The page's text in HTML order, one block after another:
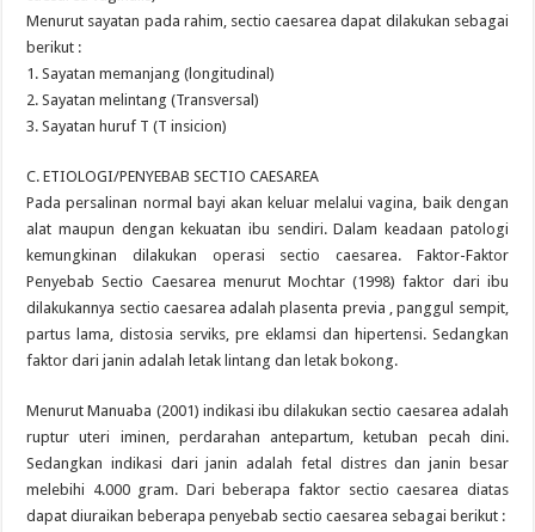
Menurut sayatan pada rahim, sectio caesarea dapat dilakukan sebagai
berikut :
1. Sayatan memanjang (longitudinal)
2. Sayatan melintang (Transversal)
3. Sayatan huruf T (T insicion)
C. ETIOLOGI/PENYEBAB SECTIO CAESAREA
Pada persalinan normal bayi akan keluar melalui vagina, baik dengan
alat maupun dengan kekuatan ibu sendiri. Dalam keadaan patologi
kemungkinan dilakukan operasi sectio caesarea. Faktor-Faktor
Penyebab Sectio Caesarea menurut Mochtar (1998) faktor dari ibu
dilakukannya sectio caesarea adalah plasenta previa , panggul sempit,
partus lama, distosia serviks, pre eklamsi dan hipertensi. Sedangkan
faktor dari janin adalah letak lintang dan letak bokong.
Menurut Manuaba (2001) indikasi ibu dilakukan sectio caesarea adalah
ruptur uteri iminen, perdarahan antepartum, ketuban pecah dini.
Sedangkan indikasi dari janin adalah fetal distres dan janin besar
melebihi 4.000 gram. Dari beberapa faktor sectio caesarea diatas
dapat diuraikan beberapa penyebab sectio caesarea sebagai berikut :